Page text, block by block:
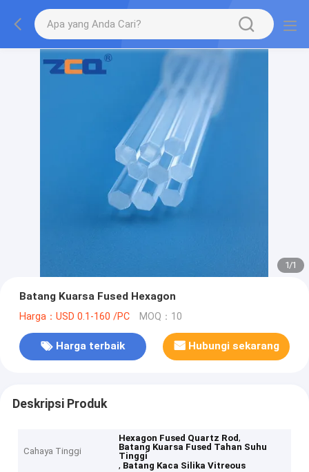
1/1
Batang Kuarsa Fused Hexagon
Harga：USD 0.1-160 /PC MOQ：10
Harga terbaik Hubungi sekarang
Deskripsi Produk
Cahaya Tinggi
Hexagon Fused Quartz Rod,
Batang Kuarsa Fused Tahan Suhu
Tinggi
, Batang Kaca Silika Vitreous